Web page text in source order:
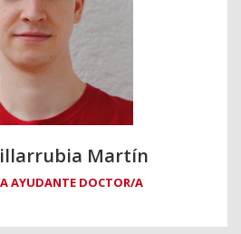
Martín
AYUDANTE DOCTOR/A